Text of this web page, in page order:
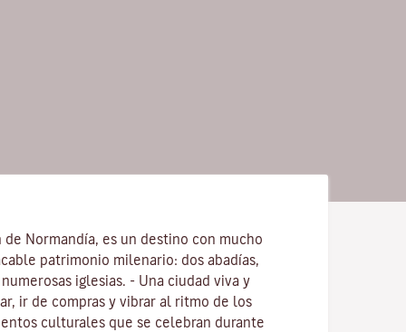
de Normandía, es un destino con mucho
patrimonio milenario: dos abadías,
iglesias. - Una ciudad viva y
ir de compras y vibrar al ritmo de los
culturales que se celebran durante